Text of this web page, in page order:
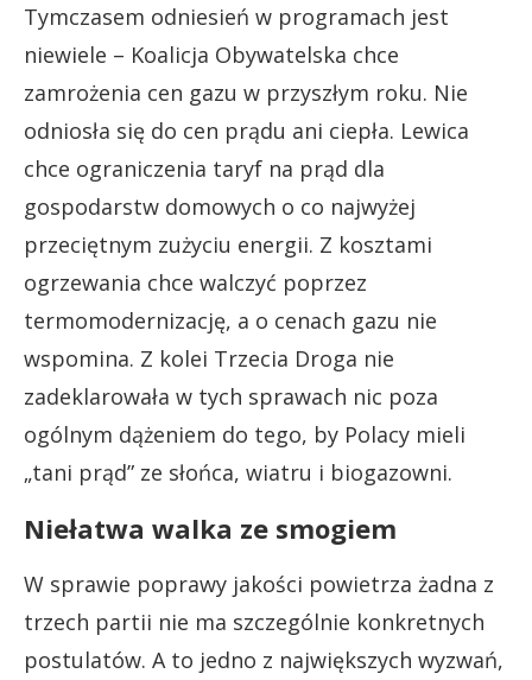
Tymczasem odniesień w programach jest
niewiele – Koalicja Obywatelska chce
zamrożenia cen gazu w przyszłym roku. Nie
odniosła się do cen prądu ani ciepła. Lewica
chce ograniczenia taryf na prąd dla
gospodarstw domowych o co najwyżej
przeciętnym zużyciu energii. Z kosztami
ogrzewania chce walczyć poprzez
termomodernizację, a o cenach gazu nie
wspomina. Z kolei Trzecia Droga nie
zadeklarowała w tych sprawach nic poza
ogólnym dążeniem do tego, by Polacy mieli
„tani prąd” ze słońca, wiatru i biogazowni.
Niełatwa walka ze smogiem
W sprawie poprawy jakości powietrza żadna z
trzech partii nie ma szczególnie konkretnych
postulatów. A to jedno z największych wyzwań,